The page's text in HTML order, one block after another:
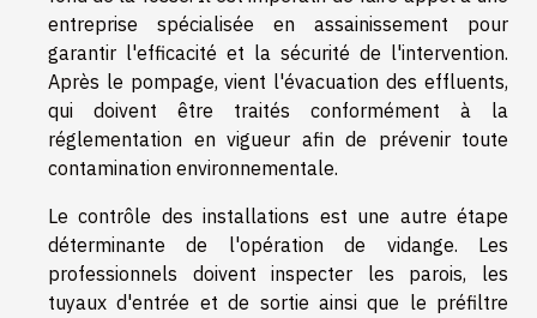
entreprise spécialisée en assainissement pour
garantir l'efficacité et la sécurité de l'intervention.
Après le pompage, vient l'évacuation des effluents,
qui doivent être traités conformément à la
réglementation en vigueur afin de prévenir toute
contamination environnementale.
Le contrôle des installations est une autre étape
déterminante de l'opération de vidange. Les
professionnels doivent inspecter les parois, les
tuyaux d'entrée et de sortie ainsi que le préfiltre